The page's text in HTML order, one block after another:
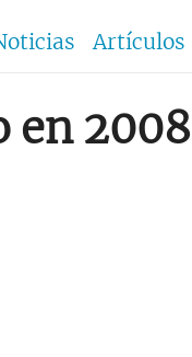
Artículos